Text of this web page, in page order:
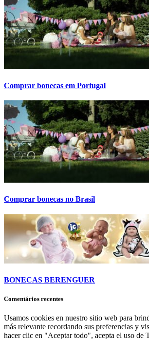
Comprar bonecas em Portugal
Comprar bonecas no Brasil
BONECAS BERENGUER
Comentários recentes
Usamos cookies en nuestro sitio web para
más relevante recordando sus preferencias y
hacer clic en "Aceptar todo", acepta el uso de